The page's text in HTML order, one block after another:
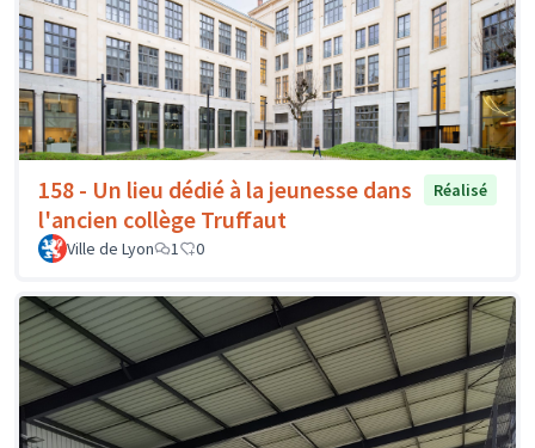
158 - Un lieu dédié à la jeunesse dans
l'ancien collège Truffaut
Réalisé
Ville de Lyon 1 0